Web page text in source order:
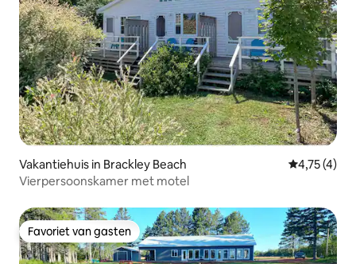
Vakantiehuis in Brackley Beach
4,75 (4)
Vierpersoonskamer met motel
Favoriet van gasten
Favoriet van gasten